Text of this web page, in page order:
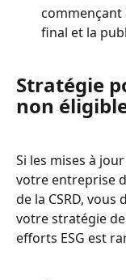
final et la
Stratégie
non
Si les mises à
votre entreprise
de la CSRD,
votre stratégie
efforts ESG est